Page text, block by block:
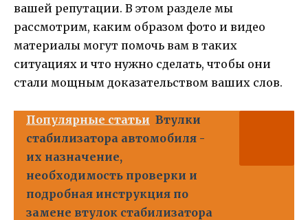
вашей репутации. В этом разделе мы
рассмотрим, каким образом фото и видео
материалы могут помочь вам в таких
ситуациях и что нужно сделать, чтобы они
стали мощным доказательством ваших слов.
Популярные статьи Втулки
стабилизатора автомобиля -
их назначение,
необходимость проверки и
подробная инструкция по
замене втулок стабилизатора